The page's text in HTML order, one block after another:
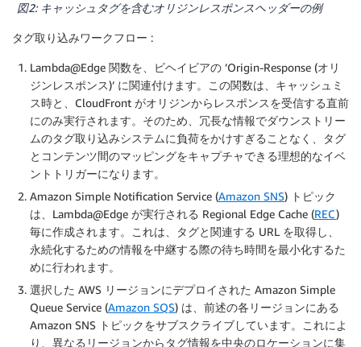
図2: キャッシュタグを含むオリジンレスポンスヘッダーの例
タグ取り込みワークフロー :
Lambda@Edge 関数を、ビヘイビアの ’Origin-Response (オリ
ジンレスポンス)’ に関連付けます。この関数は、キャッシュミ
ス時と、CloudFront がオリジンからレスポンスを受信する直前
にのみ実行されます。そのため、冗長な情報でダウンストリー
ムのタグ取り込みシステムに負荷をかけすぎることなく、タグ
とコンテンツ間のマッピングをキャプチャできる理想的なイベ
ントトリガーになります。
Amazon Simple Notification Service (Amazon SNS) トピック
は、Lambda@Edge が実行される Regional Edge Cache (REC)
毎に作成されます。これは、タグと関連する URL を取得し、
永続化するための情報を中継する際の待ち時間を最小化するた
めに行われます。
選択した AWS リージョンにデプロイされた Amazon Simple
Queue Service (Amazon SQS) は、前述の各リージョンにある
Amazon SNS トピックをサブスクライブしています。これによ
り、異なるリージョンからタグ情報を中央のロケーションに集